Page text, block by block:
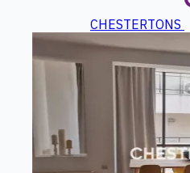
CHESTERTONS